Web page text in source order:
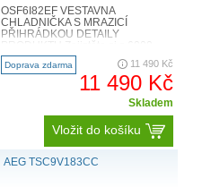
OSF6I82EF VESTAVNÁ
CHLADNIČKA S MRAZICÍ
PŘIHRÁDKOU DETAILY
SpaceSmart Combo více prostoru v
kuchyni - chladnička neb..
Doprava zdarma 11 490 Kč
11 490 Kč
Skladem
Vložit do košíku
AEG TSC9V183CC